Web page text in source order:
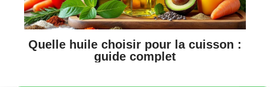
Quelle huile choisir pour la cuisson :
guide complet